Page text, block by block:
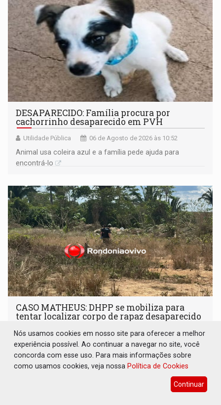
DESAPARECIDO: Família procura por
cachorrinho desaparecido em PVH
Utilidade Pública 06 de Agosto de 2026 às 10:52
Animal usa coleira azul e a família pede ajuda para
encontrá-lo
CASO MATHEUS: DHPP se mobiliza para
tentar localizar corpo de rapaz desaparecido
Polícia 06 de Agosto de 2026 às 10:31
Denúncias anônimas através do 197 são fundamentais
para o caso
Nós usamos cookies em nosso site para oferecer a melhor
experiência possível. Ao continuar a navegar no site, você
concorda com esse uso. Para mais informações sobre
como usamos cookies, veja nossa Política de Cookies
Continuar